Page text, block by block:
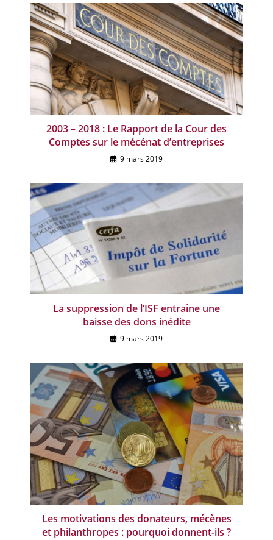
2003 – 2018 : Le Rapport de la Cour des
Comptes sur le mécénat d’entreprises
9 mars 2019
La suppression de l’ISF entraine une
baisse des dons inédite
9 mars 2019
Les motivations des donateurs, mécènes
et philanthropes : pourquoi donnent-ils ?